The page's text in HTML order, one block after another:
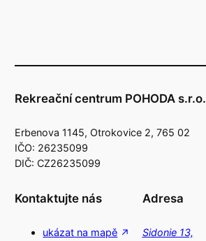
Rekreační centrum POHODA s.r.o.
Erbenova 1145, Otrokovice 2, 765 02
IČO: 26235099
DIČ: CZ26235099
Kontaktujte nás
ukázat na mapě
Adresa
Sidonie 13,